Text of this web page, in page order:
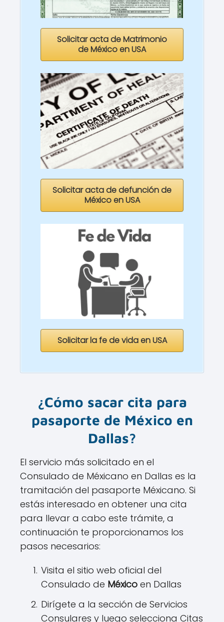
Solicitar acta de Matrimonio
de México en USA
Solicitar acta de defunción de
México en USA
Solicitar la fe de vida en USA
¿Cómo sacar cita para
pasaporte de México en
Dallas?
El servicio más solicitado en el
Consulado de Méxicano en Dallas es la
tramitación del pasaporte Méxicano. Si
estás interesado en obtener una cita
para llevar a cabo este trámite, a
continuación te proporcionamos los
pasos necesarios:
Visita el sitio web oficial del
Consulado de México en Dallas
Dirígete a la sección de Servicios
Consulares y luego selecciona Citas